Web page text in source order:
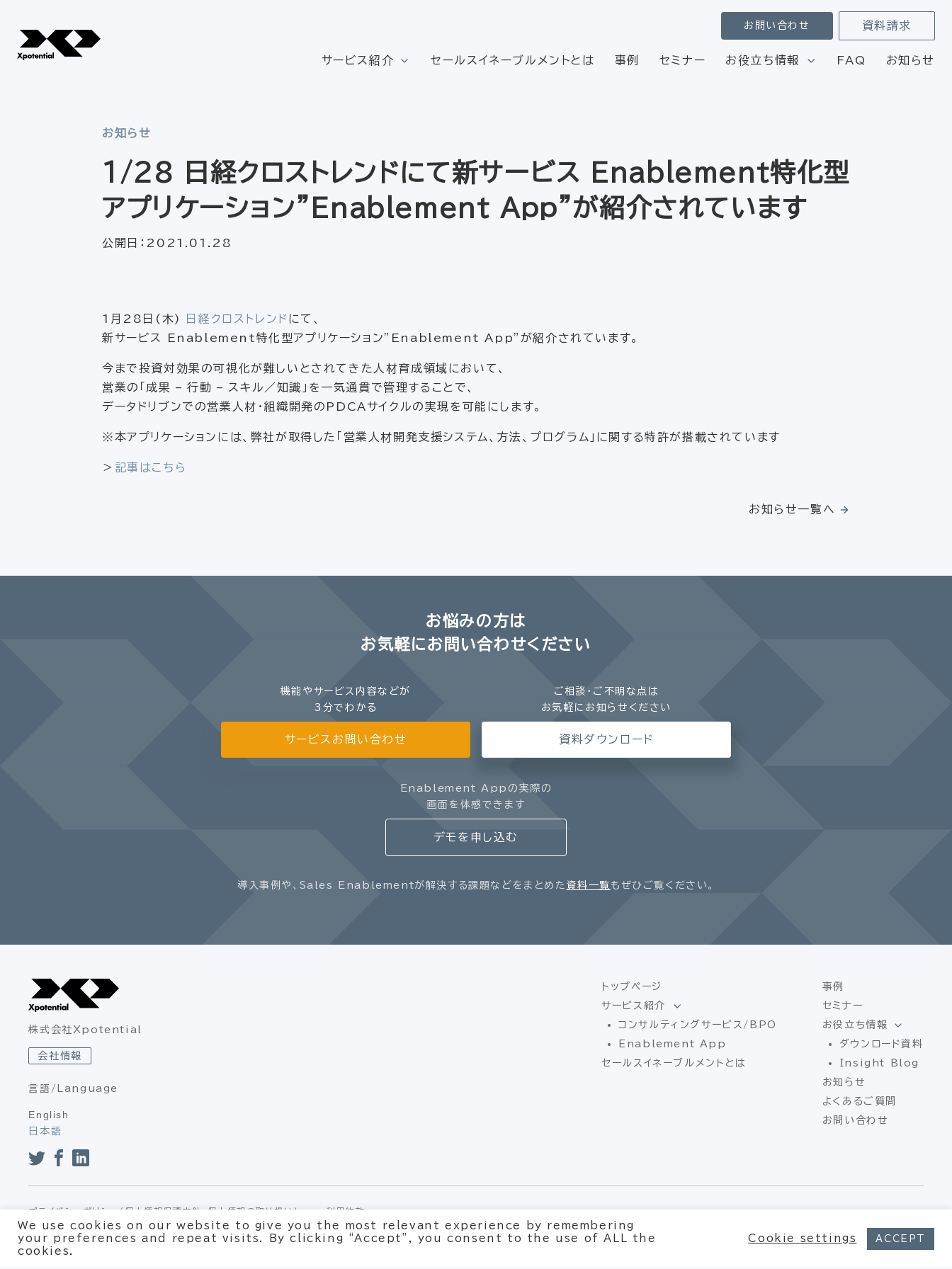
サービス紹介 セールスイネーブルメントとは 事例 セミナー お役立ち情報 FAQ お知らせ
お問い合わせ 資料請求
お知らせ
1/28 日経クロストレンドにて新サービス Enablement特化型
アプリケーション”Enablement App”が紹介されています
公開日： 2021.01.28
1月28日(木) 日経クロストレンド にて、
新サービス Enablement特化型アプリケーション”Enablement App”が紹介されています。
今まで投資対効果の可視化が難しいとされてきた人材育成領域において、
営業の「成果 – 行動 – スキル／知識」を一気通貫で管理することで、
データドリブンでの営業人材・組織開発のPDCAサイクルの実現を可能にします。
※本アプリケーションには、弊社が取得した「営業人材開発支援システム、方法、プログラム」に関する特許が搭載されています
＞ 記事はこちら
お知らせ一覧へ
お悩みの方は
お気軽にお問い合わせください
機能やサービス内容などが
3分でわかる
サービスお問い合わせ
ご相談・ご不明な点は
お気軽にお知らせください
資料ダウンロード
Enablement Appの実際の
画面を体感できます
デモを申し込む
導入事例や、Sales Enablementが解決する課題などをまとめた 資料一覧 もぜひご覧ください。
トップページ
サービス紹介
コンサルティングサービス/BPO
Enablement App
セールスイネーブルメントとは
事例
セミナー
お役立ち情報
ダウンロード資料
Insight Blog
お知らせ
よくあるご質問
お問い合わせ
株式会社Xpotential
会社情報
言語/Language
English
日本語
プライバシーポリシー（個人情報保護方針、個人情報の取り扱い）
利用約款
We use cookies on our website to give you the most relevant experience by remembering
your preferences and repeat visits. By clicking “Accept”, you consent to the use of ALL the
cookies.
Cookie settings ACCEPT